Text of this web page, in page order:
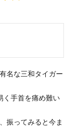
名な三和タイガー
く手首を痛め難い
振ってみると今ま